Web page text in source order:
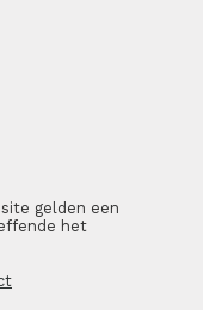
gelden een
het